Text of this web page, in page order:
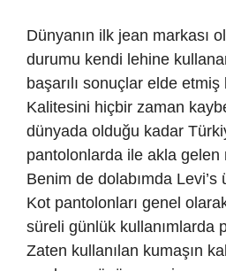
Dünyanın ilk jean markası
durumu kendi lehine
başarılı sonuçlar elde etmiş
Kalitesini hiçbir zaman
dünyada olduğu kadar
pantolonlarda ile akla gelen
Benim de dolabımda Levi’s
Kot pantolonları genel
süreli günlük kullanımlarda
Zaten kullanılan kumaşın